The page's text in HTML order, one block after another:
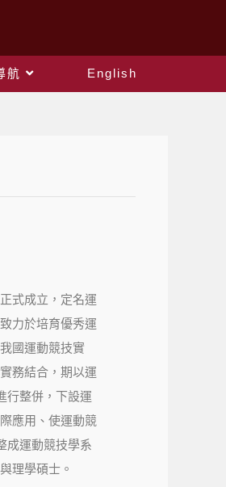
航 English
式成立，定名運
力於培育優秀運
國運動競技實
務結合，期以運
行整併，下設運
應用、使運動競
成運動競技學系
理學碩士。